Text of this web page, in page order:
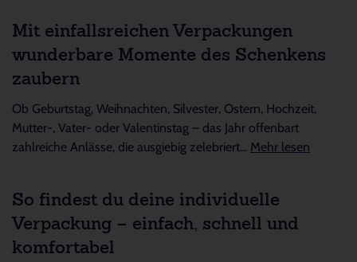
Mit einfallsreichen Verpackungen
wunderbare Momente des Schenkens
zaubern
Ob Geburtstag, Weihnachten, Silvester, Ostern, Hochzeit,
Mutter-, Vater- oder Valentinstag – das Jahr offenbart
zahlreiche Anlässe, die ausgiebig zelebriert... Mehr lesen
So findest du deine individuelle
Verpackung – einfach, schnell und
komfortabel